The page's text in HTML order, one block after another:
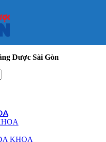
Dược Sài Gòn
KHOA